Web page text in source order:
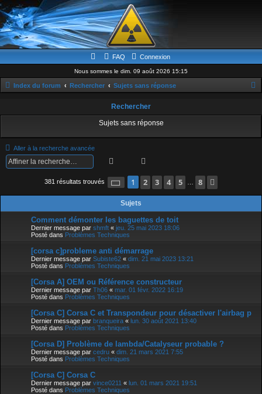
FAQ Connexion
Nous sommes le dim. 09 août 2026 15:15
Index du forum Rechercher Sujets sans réponse
e
r
Rechercher
Sujets sans réponse
Aller à la recherche avancée
Rechercher
381 résultats trouvés Page 1sur
1 2 3 4 5 8
Sujets
Comment démonter les baguettes de toit
Dernier message par shmft « jeu. 25 mai 2023 18:06
Posté dans Problèmes Techniques
[corsa c]probleme anti démarrage
Dernier message par Subiste62 « dim. 21 mai 2023 13:21
Posté dans Problèmes Techniques
[Corsa A] OEM ou Référence constructeur
Dernier message par Th06 « mar. 01 févr. 2022 16:19
Posté dans Problèmes Techniques
[Corsa C] Corsa C et Transpondeur pour désactiver l'airbag p
Dernier message par branqueira « lun. 30 août 2021 13:40
Posté dans Problèmes Techniques
[Corsa D] Problème de lambda/Catalyseur probable ?
Dernier message par cedru « dim. 21 mars 2021 7:55
Posté dans Problèmes Techniques
[Corsa C] Corsa C
Dernier message par vince0211 « lun. 01 mars 2021 19:51
Posté dans Problèmes Techniques